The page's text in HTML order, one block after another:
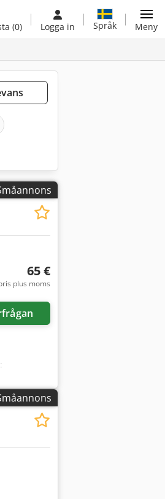
(0) Logga in Språk Meny
65 €
plus moms